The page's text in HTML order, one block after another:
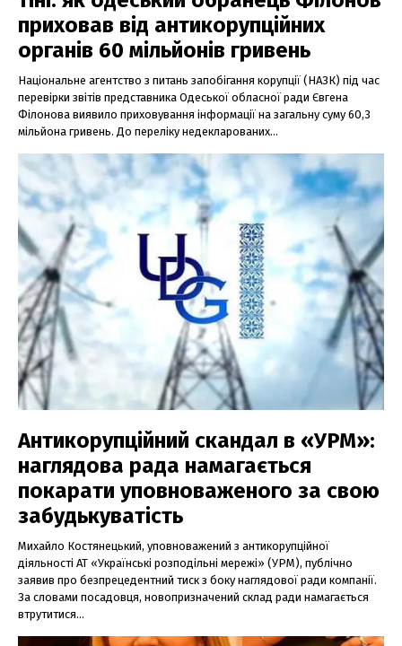
приховав від антикорупційних
органів 60 мільйонів гривень
Національне агентство з питань запобігання корупції (НАЗК) під час
перевірки звітів представника Одеської обласної ради Євгена
Філонова виявило приховування інформації на загальну суму 60,3
мільйона гривень. До переліку недекларованих...
Антикорупційний скандал в «УРМ»:
наглядова рада намагається
покарати уповноваженого за свою
забудькуватість
Михайло Костянецький, уповноважений з антикорупційної
діяльності АТ «Українські розподільні мережі» (УРМ), публічно
заявив про безпрецедентний тиск з боку наглядової ради компанії.
За словами посадовця, новопризначений склад ради намагається
втрутитися...